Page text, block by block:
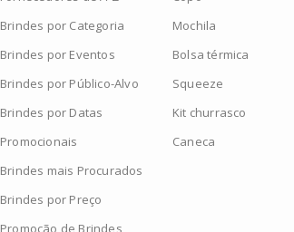
Brindes por Categoria
Brindes por Eventos
Brindes por Público-Alvo
Brindes por Datas
Promocionais
Brindes mais Procurados
Brindes por Preço
Promoção de Brindes
Mochila
Bolsa térmica
Squeeze
Kit churrasco
Caneca